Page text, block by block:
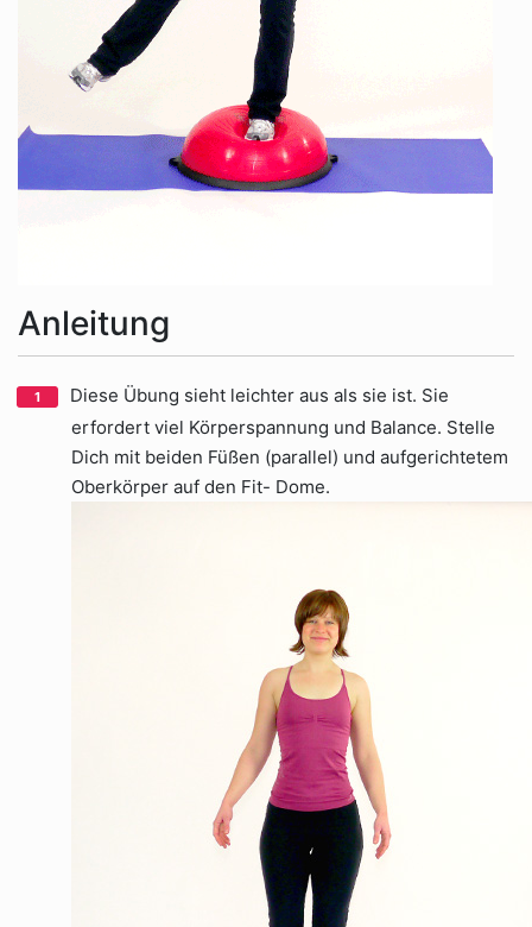
Anleitung
Diese Übung sieht leichter aus als sie ist. Sie
erfordert viel Körperspannung und Balance. Stelle
Dich mit beiden Füßen (parallel) und aufgerichtetem
Oberkörper auf den Fit- Dome.